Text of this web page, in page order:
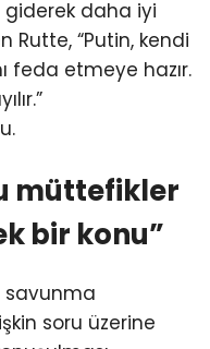
giderek daha iyi
“Putin, kendi
feda etmeye hazır.
müttefikler
bir konu”
savunma
soru üzerine